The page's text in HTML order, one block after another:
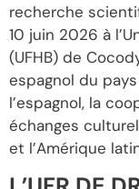
recherche
10 juin 2026 à
(UFHB) de
espagnol du
l’espagnol, la
échanges
et l’Amérique